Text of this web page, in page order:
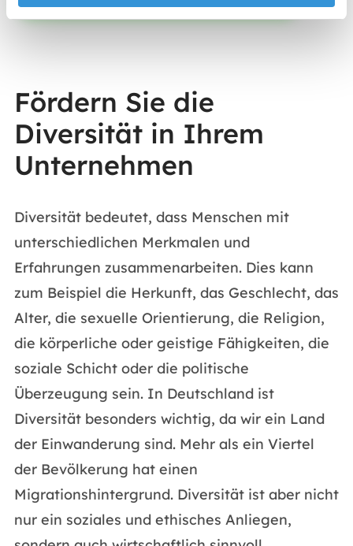
Fördern Sie die
Diversität in Ihrem
Unternehmen
Diversität bedeutet, dass Menschen mit
unterschiedlichen Merkmalen und
Erfahrungen zusammenarbeiten. Dies kann
zum Beispiel die Herkunft, das Geschlecht, das
Alter, die sexuelle Orientierung, die Religion,
die körperliche oder geistige Fähigkeiten, die
soziale Schicht oder die politische
Überzeugung sein. In Deutschland ist
Diversität besonders wichtig, da wir ein Land
der Einwanderung sind. Mehr als ein Viertel
der Bevölkerung hat einen
Migrationshintergrund. Diversität ist aber nicht
nur ein soziales und ethisches Anliegen,